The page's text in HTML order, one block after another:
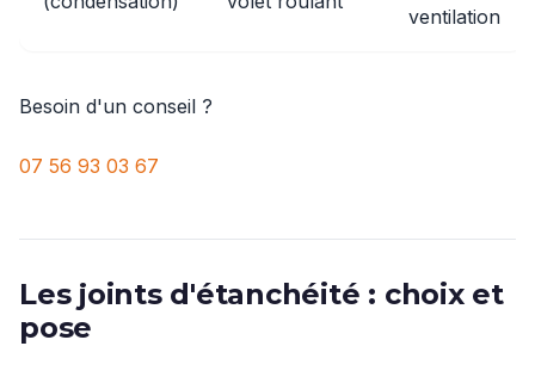
ventilation
Besoin d'un conseil ?
07 56 93 03 67
Les joints d'étanchéité : choix et
pose